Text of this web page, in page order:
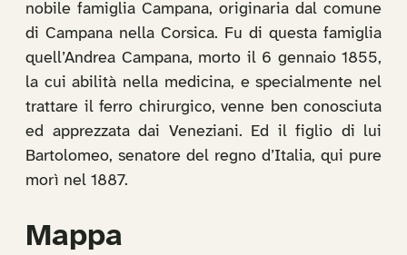
nobile famiglia Campana, originaria dal comune
di Campana nella Corsica. Fu di questa famiglia
quell’Andrea Campana, morto il 6 gennaio 1855,
la cui abilità nella medicina, e specialmente nel
trattare il ferro chirurgico, venne ben conosciuta
ed apprezzata dai Veneziani. Ed il figlio di lui
Bartolomeo, senatore del regno d’Italia, qui pure
morì nel 1887.
Mappa